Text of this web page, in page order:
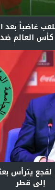
غاضباً بعد
العالم ضد
يترأس
إلى قطر